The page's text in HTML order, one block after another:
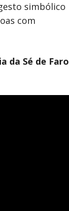
simbólico
com
da Sé de Faro